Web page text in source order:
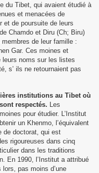
du Tibet, qui avaient étudié à
et menacées de
et de poursuite de leurs
Chamdo et Diru (Ch; Biru)
de leur famille :
Gar. Ces moines et
leurs noms sur les listes
s’ ils ne retournaient pas
institutions au Tibet où
respectés. Les
pour étudier. L’Institut
un Khenmo, l’équivalent
de doctorat, qui est
rigoureuses dans cinq
dans les traditions
En 1990, l’Institut a attribué
pas moins d’une